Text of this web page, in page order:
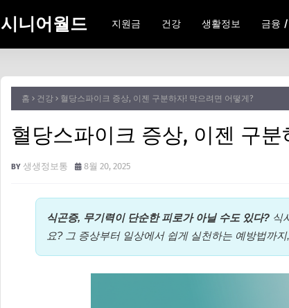
시니어월드 지원금 건강 생활정보 금융
홈 건강 혈당스파이크 증상, 이젠 구분하자! 막으려면 어떻게?
혈당스파이크 증상, 이젠 구
생생정보통 8월 20, 2025
식곤증, 무기력이 단순한 피로가 아닐 수도 있다? 식
요? 그 증상부터 일상에서 쉽게 실천하는 예방법까